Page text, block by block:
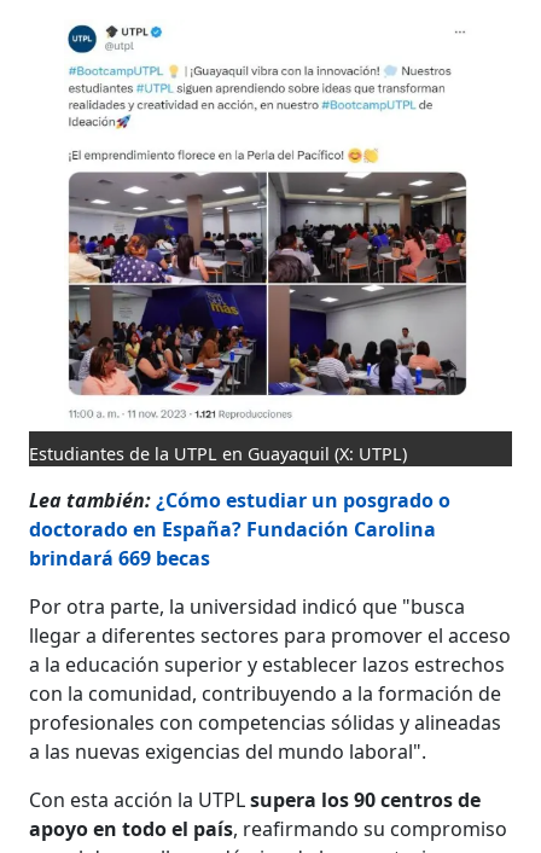
Estudiantes de la UTPL en Guayaquil(X: UTPL)
Lea también:¿Cómo estudiar un posgrado o
doctorado en España? Fundación Carolina
brindará 669 becas
Por otra parte, la universidad indicó que "busca
llegar a diferentes sectores para promover el acceso
a la educación superior y establecer lazos estrechos
con la comunidad, contribuyendo a la formación de
profesionales con competencias sólidas y alineadas
a las nuevas exigencias del mundo laboral".
Con esta acción la UTPLsupera los 90 centros de
apoyo en todo el país, reafirmando su compromiso